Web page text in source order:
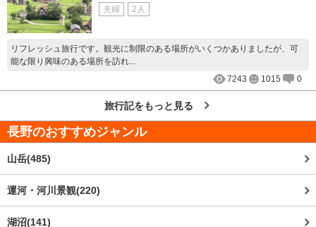
夫婦 2人
リフレッシュ旅行です。観光に制限のある場所がいくつかありましたが、可
能な限り興味のある場所を訪れ...
7243
1015 0
旅行記をもっと見る
長野のおすすめジャンル
山岳(485)
運河・河川景観(220)
湖沼(141)